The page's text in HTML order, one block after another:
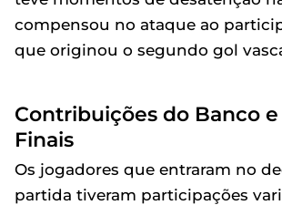
compensou no ataque ao
que originou o segundo gol
Contribuições do Banco
Finais
Os jogadores que entraram no
partida tiveram participações